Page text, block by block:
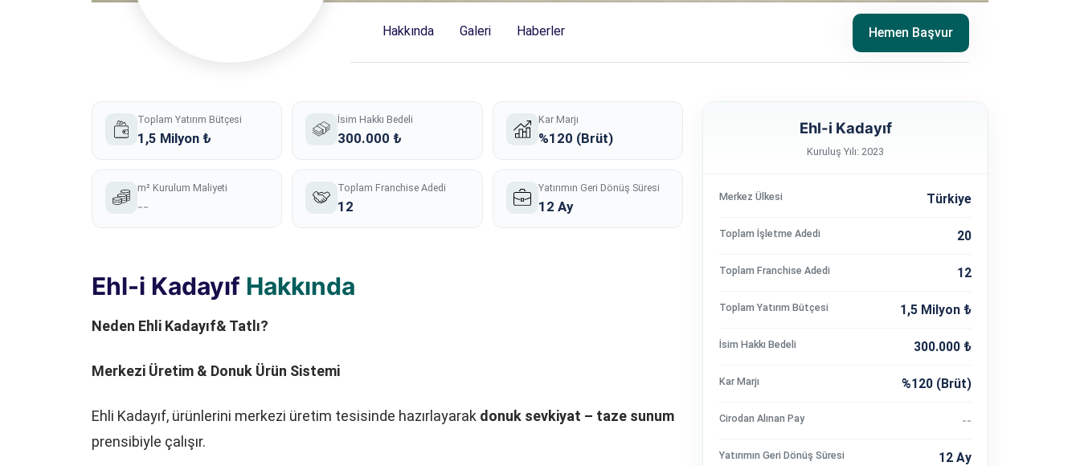
Hakkında Galeri Haberler Hemen Başvur
Toplam Yatırım Bütçesi
1,5 Milyon ₺
İsim Hakkı Bedeli
300.000 ₺
Kar Marjı
%120 (Brüt)
m² Kurulum Maliyeti
--
Toplam Franchise Adedi
12
Yatırımın Geri Dönüş Süresi
12 Ay
Ehl-i Kadayıf Hakkında
Neden Ehli Kadayıf& Tatlı?
Merkezi Üretim & Donuk Ürün Sistemi
Ehli Kadayıf, ürünlerini merkezi üretim tesisinde hazırlayarak donuk sevkiyat – taze sunum
prensibiyle çalışır.
Ehl-i Kadayıf
Kuruluş Yılı: 2023
Merkez Ülkesi Türkiye
Toplam İşletme Adedi 20
Toplam Franchise Adedi 12
Toplam Yatırım Bütçesi 1,5 Milyon ₺
İsim Hakkı Bedeli 300.000 ₺
Kar Marjı %120 (Brüt)
Cirodan Alınan Pay --
Yatırımın Geri Dönüş Süresi 12 Ay